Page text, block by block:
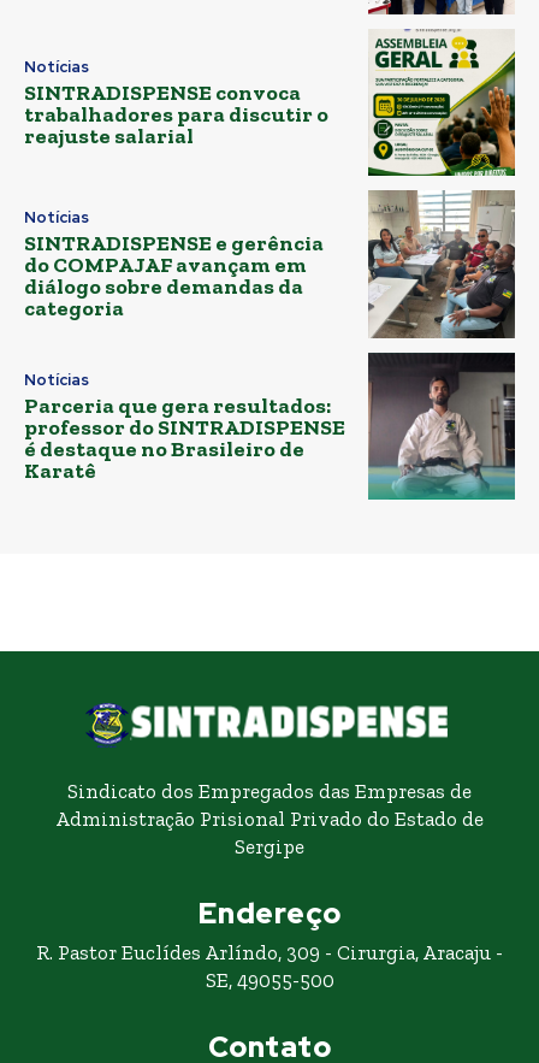
Notícias
SINTRADISPENSE convoca
trabalhadores para discutir o
reajuste salarial
Notícias
SINTRADISPENSE e gerência
do COMPAJAF avançam em
diálogo sobre demandas da
categoria
Notícias
Parceria que gera resultados:
professor do SINTRADISPENSE
é destaque no Brasileiro de
Karatê
Sindicato dos Empregados das Empresas de
Administração Prisional Privado do Estado de
Sergipe
Endereço
R. Pastor Euclídes Arlíndo, 309 - Cirurgia, Aracaju -
SE, 49055-500
Contato